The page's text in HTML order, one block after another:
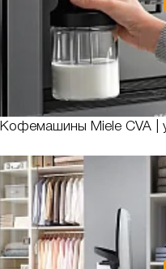
Кофемашины Miele CVA |